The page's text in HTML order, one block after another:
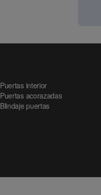
Puertas interior
Puertas acorazadas
Blindaje puertas